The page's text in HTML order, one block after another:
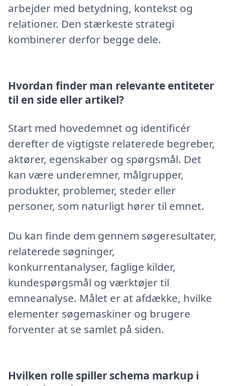
arbejder med betydning, kontekst og
relationer. Den stærkeste strategi
kombinerer derfor begge dele.
Hvordan finder man relevante entiteter
til en side eller artikel?
Start med hovedemnet og identificér
derefter de vigtigste relaterede begreber,
aktører, egenskaber og spørgsmål. Det
kan være underemner, målgrupper,
produkter, problemer, steder eller
personer, som naturligt hører til emnet.
Du kan finde dem gennem søgeresultater,
relaterede søgninger,
konkurrentanalyser, faglige kilder,
kundespørgsmål og værktøjer til
emneanalyse. Målet er at afdække, hvilke
elementer søgemaskiner og brugere
forventer at se samlet på siden.
Hvilken rolle spiller schema markup i